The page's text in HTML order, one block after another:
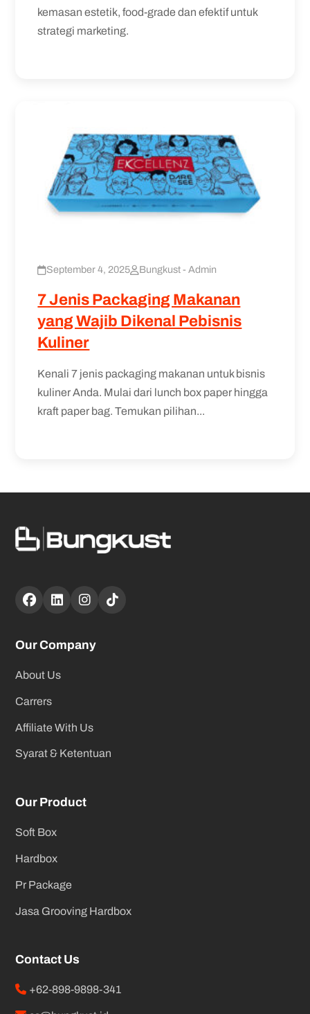
kemasan estetik, food-grade dan efektif untuk
strategi marketing.
September 4, 2025 Bungkust - Admin
7 Jenis Packaging Makanan
yang Wajib Dikenal Pebisnis
Kuliner
Kenali 7 jenis packaging makanan untuk bisnis
kuliner Anda. Mulai dari lunch box paper hingga
kraft paper bag. Temukan pilihan...
Our Company
About Us
Carrers
Affiliate With Us
Syarat & Ketentuan
Our Product
Soft Box
Hardbox
Pr Package
Jasa Grooving Hardbox
Contact Us
+62-898-9898-341